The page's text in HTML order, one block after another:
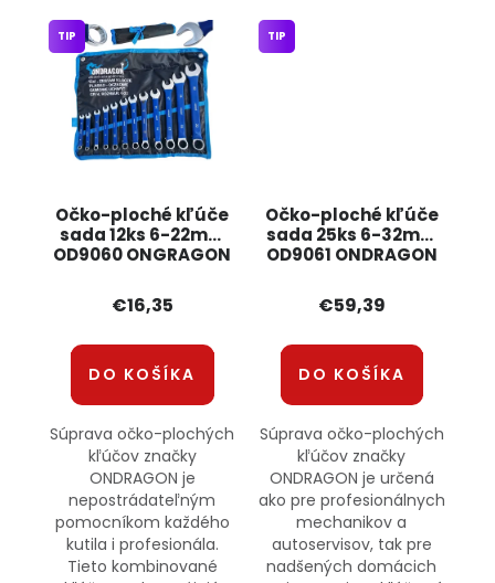
Očko-ploché kľúče
sada 12ks 6-22mm
OD9060 ONGRAGON
TIP
€16,35
DO KOŠÍKA
Súprava očko-plochých
kľúčov značky
ONDRAGON je
nepostrádateľným
pomocníkom každého
kutila i profesionála.
Tieto kombinované
Očko-ploché kľúče
sada 25ks 6-32mm
OD9061 ONDRAGON
TIP
€59,39
DO KOŠÍKA
Súprava očko-plochých
kľúčov značky
ONDRAGON je určená
ako pre profesionálnych
mechanikov a
autoservisov, tak pre
nadšených domácich